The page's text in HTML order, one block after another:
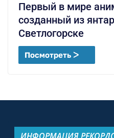
Первый в мире
созданный из
Светлогорске
Посмотреть ᐳ